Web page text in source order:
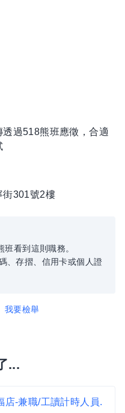
過518熊班應徵，合適
街301號2樓
看到這則職務。
、存摺、信用卡或個人證
我要檢舉
...
店-兼職/工讀計時人員.